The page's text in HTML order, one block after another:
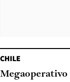
CHILE
Megaoperativo